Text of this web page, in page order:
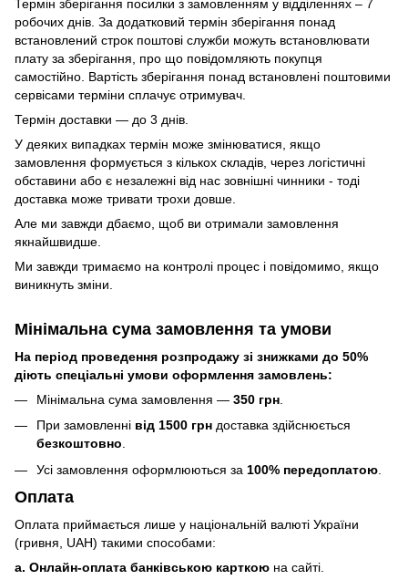
Термін зберігання посилки з замовленням у відділеннях – 7
робочих днів. За додатковий термін зберігання понад
встановлений строк поштові служби можуть встановлювати
плату за зберігання, про що повідомляють покупця
самостійно. Вартість зберігання понад вcтановлені поштовими
сервісами терміни сплачує отримувач.
Термін доставки — до 3 днів.
У деяких випадках термін може змінюватися, якщо
замовлення формується з кількох складів, через логістичні
обставини або є незалежні від нас зовнішні чинники - тоді
доставка може тривати трохи довше.
Але ми завжди дбаємо, щоб ви отримали замовлення
якнайшвидше.
Ми завжди тримаємо на контролі процес і повідомимо, якщо
виникнуть зміни.
Мінімальна сума замовлення та умови
На період проведення розпродажу зі знижками до 50%
діють спеціальні умови оформлення замовлень:
Мінімальна сума замовлення — 350 грн
При замовленні від 1500 грн доставка здійснюється
безкоштовно.
Усі замовлення оформлюються за 100% передоплатою
Оплата
Оплата приймається лише у національній валюті України
(гривня, UAH) такими способами:
a. Онлайн-оплата банківською карткою на сайті.